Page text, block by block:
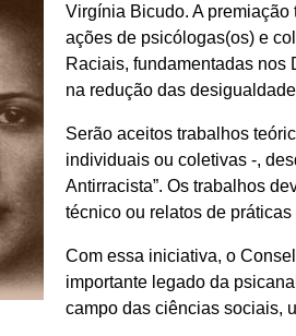
Virgínia Bicudo. A
ações de psicólogas(os) e
Raciais, fundamentadas nos
na redução das
Serão aceitos trabalhos
individuais ou coletivas -,
Antirracista”. Os trabalhos
técnico ou relatos de
Com essa iniciativa, o
importante legado da
campo das ciências sociais,